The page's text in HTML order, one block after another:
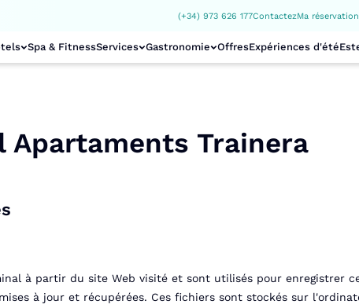
(+34) 973 626 177ContactezMa réservation
Spa & FitnessServices Gastronomie OffresExpériences d'été
Trainera
à partir du site Web visité et sont utilisés pour enregistrer
à jour et récupérées. Ces fichiers sont stockés sur